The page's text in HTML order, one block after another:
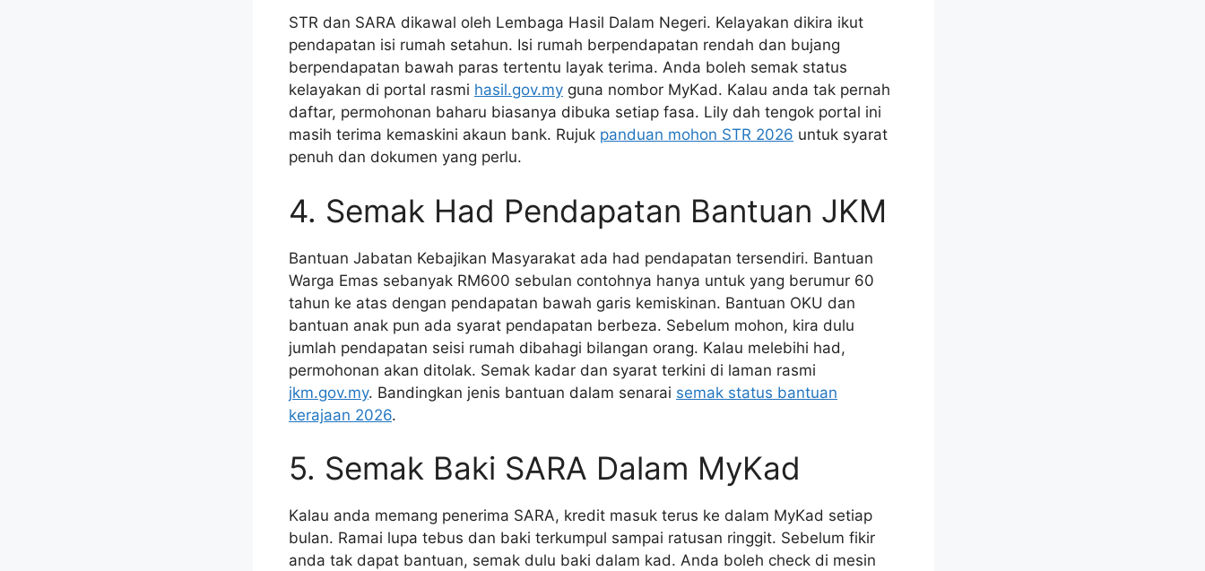
STR dan SARA dikawal oleh Lembaga Hasil Dalam Negeri. Kelayakan dikira ikut
pendapatan isi rumah setahun. Isi rumah berpendapatan rendah dan bujang
berpendapatan bawah paras tertentu layak terima. Anda boleh semak status
kelayakan di portal rasmi hasil.gov.my guna nombor MyKad. Kalau anda tak pernah
daftar, permohonan baharu biasanya dibuka setiap fasa. Lily dah tengok portal ini
masih terima kemaskini akaun bank. Rujuk panduan mohon STR 2026 untuk syarat
penuh dan dokumen yang perlu.
4. Semak Had Pendapatan Bantuan JKM
Bantuan Jabatan Kebajikan Masyarakat ada had pendapatan tersendiri. Bantuan
Warga Emas sebanyak RM600 sebulan contohnya hanya untuk yang berumur 60
tahun ke atas dengan pendapatan bawah garis kemiskinan. Bantuan OKU dan
bantuan anak pun ada syarat pendapatan berbeza. Sebelum mohon, kira dulu
jumlah pendapatan seisi rumah dibahagi bilangan orang. Kalau melebihi had,
permohonan akan ditolak. Semak kadar dan syarat terkini di laman rasmi
jkm.gov.my. Bandingkan jenis bantuan dalam senarai semak status bantuan
kerajaan 2026.
5. Semak Baki SARA Dalam MyKad
Kalau anda memang penerima SARA, kredit masuk terus ke dalam MyKad setiap
bulan. Ramai lupa tebus dan baki terkumpul sampai ratusan ringgit. Sebelum fikir
anda tak dapat bantuan, semak dulu baki dalam kad. Anda boleh check di mesin